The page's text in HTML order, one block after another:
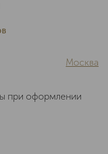
Москва
при оформлении